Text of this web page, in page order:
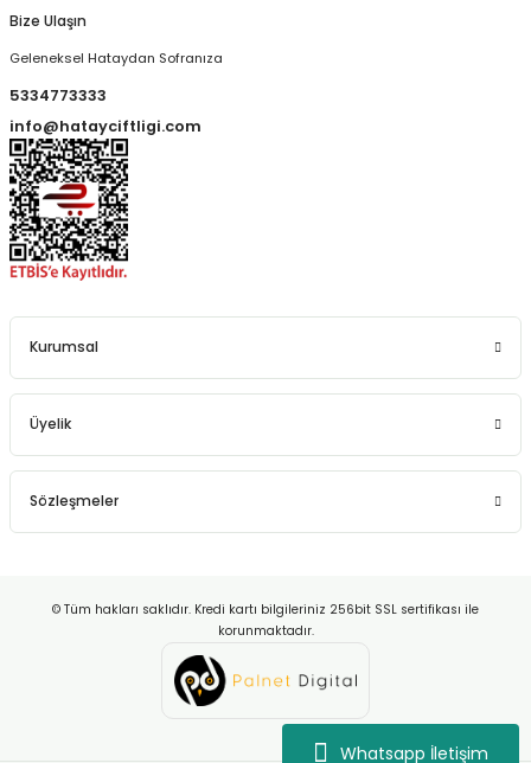
Whatsapp İletişim
Bize Ulaşın
Geleneksel Hataydan Sofranıza
5334773333
info@hatayciftligi.com
Kurumsal
Üyelik
Sözleşmeler
© Tüm hakları saklıdır. Kredi kartı bilgileriniz 256bit SSL sertifikası ile
korunmaktadır.